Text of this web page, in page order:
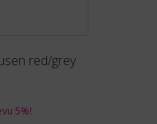
red/grey
5%!